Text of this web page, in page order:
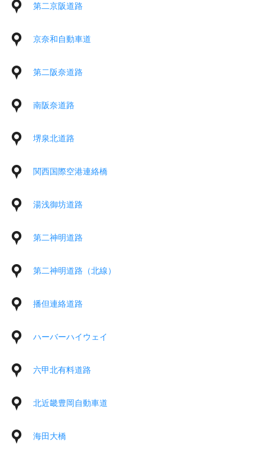
第二京阪道路
京奈和自動車道
第二阪奈道路
南阪奈道路
堺泉北道路
関西国際空港連絡橋
湯浅御坊道路
第二神明道路
第二神明道路（北線）
播但連絡道路
ハーバーハイウェイ
六甲北有料道路
北近畿豊岡自動車道
海田大橋